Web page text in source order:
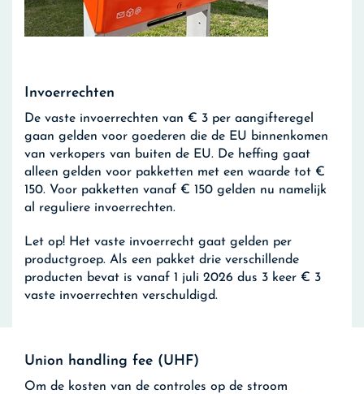
Invoerrechten
De vaste invoerrechten van € 3 per aangifteregel
gaan gelden voor goederen die de EU binnenkomen
van verkopers van buiten de EU. De heffing gaat
alleen gelden voor pakketten met een waarde tot €
150. Voor pakketten vanaf € 150 gelden nu namelijk
al reguliere invoerrechten.
Let op! Het vaste invoerrecht gaat gelden per
productgroep. Als een pakket drie verschillende
producten bevat is vanaf 1 juli 2026 dus 3 keer € 3
vaste invoerrechten verschuldigd.
Union handling fee (UHF)
Om de kosten van de controles op de stroom